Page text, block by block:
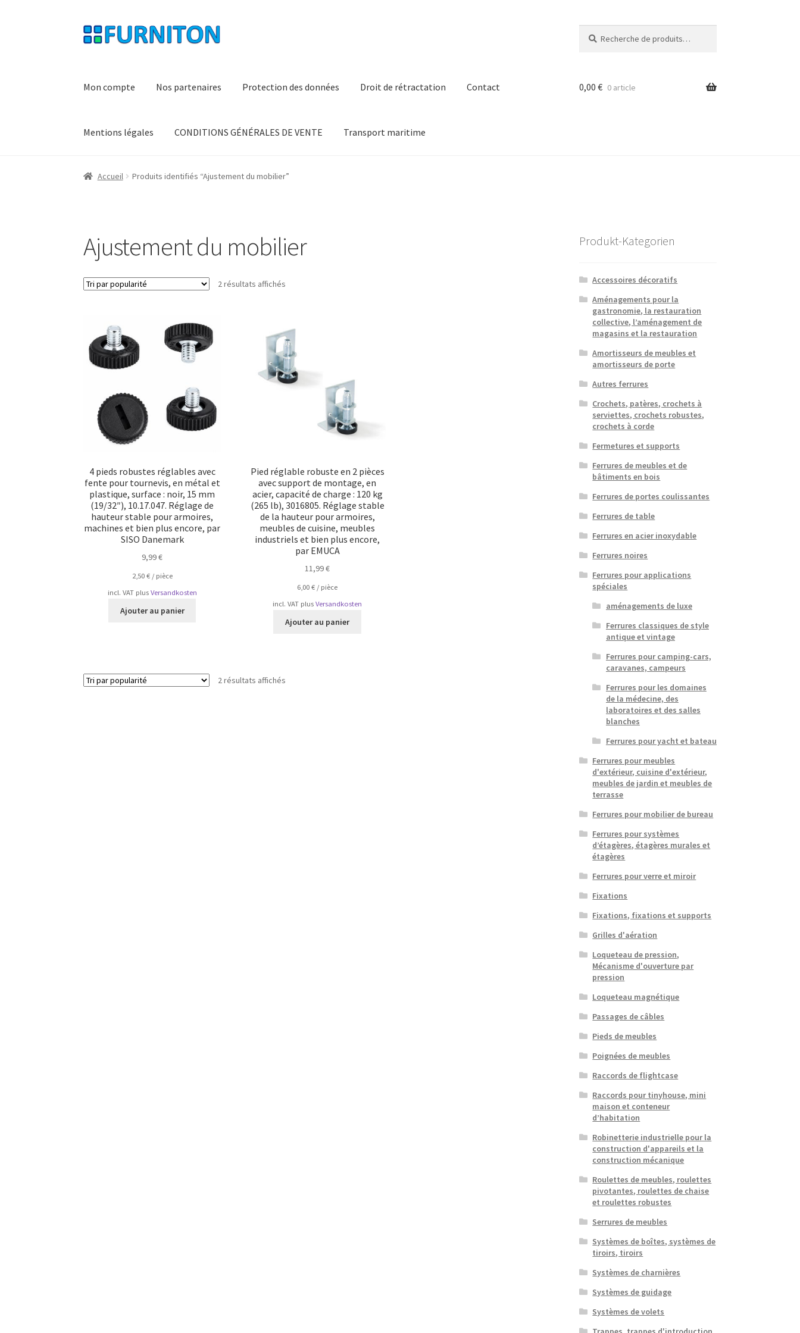
Aller
à
Aller
au
pour :
Mon compte Nos partenaires Protection des données Droit de rétractation Contact
Mentions légales CONDITIONS GÉNÉRALES DE VENTE Transport maritime
0,00 € 0 article
Accueil Produits identifiés “Ajustement du mobilier”
Ajustement du mobilier
2 résultats affichés
4 pieds robustes réglables avec
fente pour tournevis, en métal et
plastique, surface : noir, 15 mm
(19/32″), 10.17.047. Réglage de
hauteur stable pour armoires,
machines et bien plus encore, par
SISO Danemark
9,99€
2,50 €/ pièce
incl. VAT plus Versandkosten
Ajouter au panier
Pied réglable robuste en 2 pièces
avec support de montage, en
acier, capacité de charge : 120 kg
(265 lb), 3016805. Réglage stable
de la hauteur pour armoires,
meubles de cuisine, meubles
industriels et bien plus encore,
par EMUCA
11,99€
6,00€ / pièce
incl. VAT plusVersandkosten
Ajouter au panier
2 résultats affichés
Produkt-Kategorien
Accessoires décoratifs
Aménagements pour la
gastronomie, la restauration
collective, l’aménagement de
magasins et la restauration
Amortisseurs de meubles et
amortisseurs de porte
Autres ferrures
Crochets, patères, crochets à
serviettes, crochets robustes,
crochets à corde
Fermetures et supports
Ferrures de meubles et de
bâtiments en bois
Ferrures de portes coulissantes
Ferrures de table
Ferrures en acier inoxydable
Ferrures noires
Ferrures pour applications
spéciales
aménagements de luxe
Ferrures classiques de style
antique et vintage
Ferrures pour camping-cars,
caravanes, campeurs
Ferrures pour les domaines
de la médecine, des
laboratoires et des salles
blanches
Ferrures pour yacht et bateau
Ferrures pour meubles
d'extérieur, cuisine d'extérieur,
meubles de jardin et meubles de
terrasse
Ferrures pour mobilier de bureau
Ferrures pour systèmes
d’étagères, étagères murales et
étagères
Ferrures pour verre et miroir
Fixations
Fixations, fixations et supports
Grilles d'aération
Loqueteau de pression,
Mécanisme d'ouverture par
pression
Loqueteau magnétique
Passages de câbles
Pieds de meubles
Poignées de meubles
Raccords de flightcase
Raccords pour tinyhouse, mini
maison et conteneur
d’habitation
Robinetterie industrielle pour la
construction d'appareils et la
construction mécanique
Roulettes de meubles, roulettes
pivotantes, roulettes de chaise
et roulettes robustes
Serrures de meubles
Systèmes de boîtes, systèmes de
tiroirs, tiroirs
Systèmes de charnières
Systèmes de guidage
Systèmes de volets